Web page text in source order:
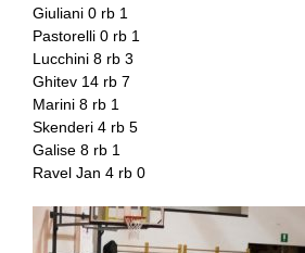
Giuliani 0 rb 1
Pastorelli 0 rb 1
Lucchini 8 rb 3
Ghitev 14 rb 7
Marini 8 rb 1
Skenderi 4 rb 5
Galise 8 rb 1
Ravel Jan 4 rb 0